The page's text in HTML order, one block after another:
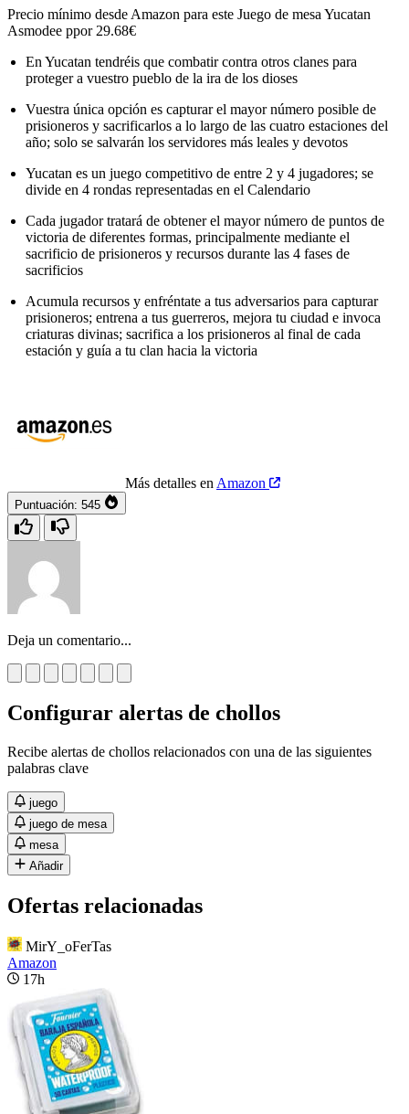
Precio mínimo desde Amazon para este Juego de mesa Yucatan
Asmodee ppor 29.68€
En Yucatan tendréis que combatir contra otros clanes para
proteger a vuestro pueblo de la ira de los dioses
Vuestra única opción es capturar el mayor número posible de
prisioneros y sacrificarlos a lo largo de las cuatro estaciones del
año; solo se salvarán los servidores más leales y devotos
Yucatan es un juego competitivo de entre 2 y 4 jugadores; se
divide en 4 rondas representadas en el Calendario
Cada jugador tratará de obtener el mayor número de puntos de
victoria de diferentes formas, principalmente mediante el
sacrificio de prisioneros y recursos durante las 4 fases de
sacrificios
Acumula recursos y enfréntate a tus adversarios para capturar
prisioneros; entrena a tus guerreros, mejora tu ciudad e invoca
criaturas divinas; sacrifica a los prisioneros al final de cada
estación y guía a tu clan hacia la victoria
Más detalles en Amazon
Puntuación: 545
Deja un comentario...
Configurar alertas de chollos
Recibe alertas de chollos relacionados con una de las siguientes
palabras clave
juego
juego de mesa
mesa
Añadir
Ofertas relacionadas
MirY_oFerTas
Amazon
17h